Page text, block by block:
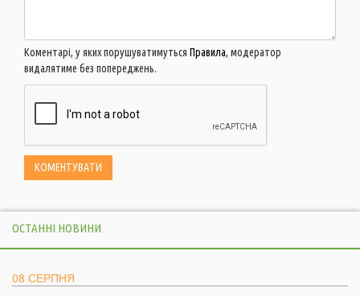
Коментарі, у яких порушуватимуться Правила, модератор
видалятиме без попереджень.
ОСТАННІ НОВИНИ
08 СЕРПНЯ